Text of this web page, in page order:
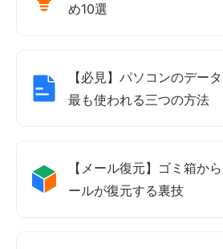
め10選
【必見】パソコンのデー
最も使われる三つの方法
【メール復元】ゴミ箱か
ールが復元する裏技